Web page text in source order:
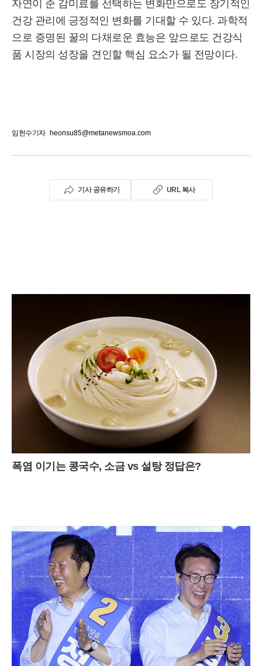
자연이 준 감미료를 선택하는 변화만으로도 장기적인
건강 관리에 긍정적인 변화를 기대할 수 있다. 과학적
으로 증명된 꿀의 다채로운 효능은 앞으로도 건강식
품 시장의 성장을 견인할 핵심 요소가 될 전망이다.
임헌수기자 heonsu85@metanewsmoa.com
기사 공유하기 URL 복사
폭염 이기는 콩국수, 소금 vs 설탕 정답은?